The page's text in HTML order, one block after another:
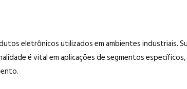
eletrônicos utilizados em ambientes industriais.
é vital em aplicações de segmentos